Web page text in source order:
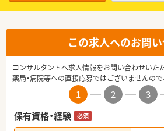
この求人へのお問
コンサルタントへ求人情報をお問い合わせいた
薬局・病院等への直接応募ではございませんので
1 2 3
保有資格・経験
必須